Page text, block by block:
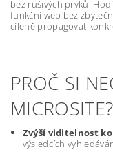
bez rušivých prvků.
funkční web bez
cíleně propagovat
PROČ SI
MICROSITE?
Zvýší viditelnost
výsledcích